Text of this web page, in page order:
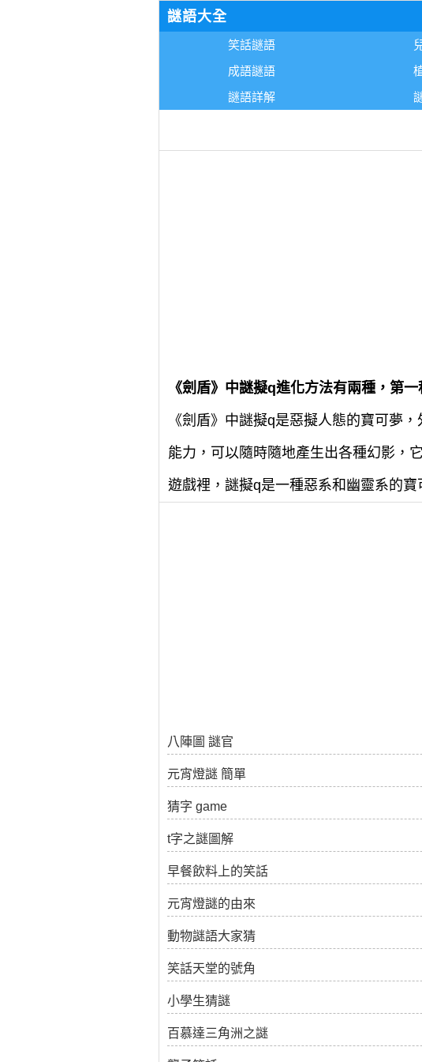
謎語大全
笑話謎語
成語謎語
謎語詳解
《劍盾》中謎擬q進化方法有兩種，第
《劍盾》中謎擬q是惡擬人態的寶可夢
能力，可以隨時隨地產生出各種幻影，
遊戲裡，謎擬q是一種惡系和幽靈系的寶
八陣圖 謎官
元宵燈謎 簡單
猜字 game
t字之謎圖解
早餐飲料上的笑話
元宵燈謎的由來
動物謎語大家猜
笑話天堂的號角
小學生猜謎
百慕達三角洲之謎